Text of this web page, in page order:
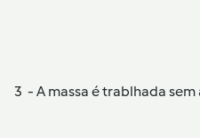
3 - A massa é trablhada